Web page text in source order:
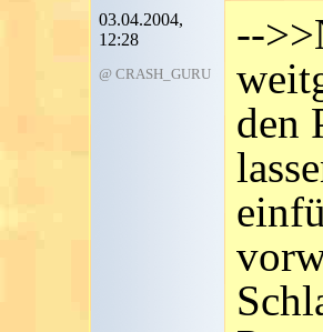
03.04.2004,
12:28
@ CRASH_GURU
--
den